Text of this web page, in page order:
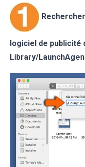
logiciel de publicité
Library/